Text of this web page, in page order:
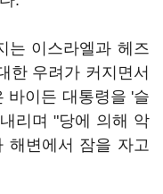
는 이스라엘과 헤즈
한 우려가 커지면서
바이든 대통령을 '슬
리며 "당에 의해 악
해변에서 잠을 자고